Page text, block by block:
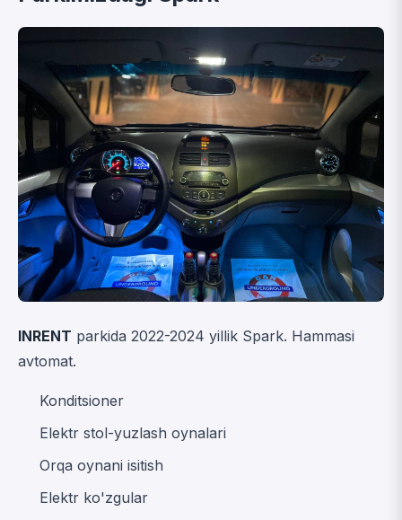
INRENT parkida 2022-2024 yillik Spark. Hammasi
avtomat.
Konditsioner
Elektr stol-yuzlash oynalari
Orqa oynani isitish
Elektr ko'zgular